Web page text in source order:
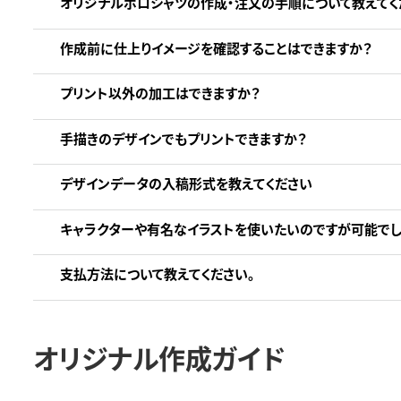
作成前に仕上りイメージを確認することはできますか？
プリント以外の加工はできますか？
手描きのデザインでもプリントできますか？
デザインデータの入稿形式を教えてください
キャラクターや有名なイラストを使いたいのですが可能でし
支払方法について教えてください。
オリジナル作成ガイド